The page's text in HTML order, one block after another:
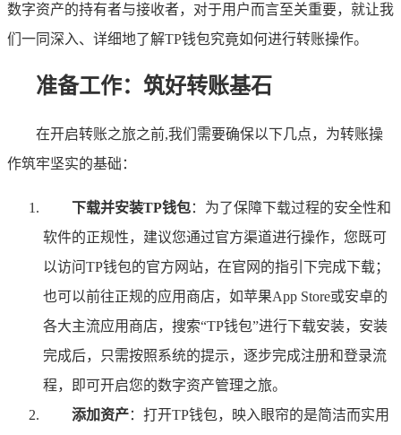
数字资产的持有者与接收者，对于用户而言至关重要，就让我
们一同深入、详细地了解TP钱包究竟如何进行转账操作。
准备工作：筑好转账基石
在开启转账之旅之前,我们需要确保以下几点，为转账操
作筑牢坚实的基础：
下载并安装TP钱包：为了保障下载过程的安全性和
软件的正规性，建议您通过官方渠道进行操作，您既可
以访问TP钱包的官方网站，在官网的指引下完成下载；
也可以前往正规的应用商店，如苹果App Store或安卓的
各大主流应用商店，搜索“TP钱包”进行下载安装，安装
完成后，只需按照系统的提示，逐步完成注册和登录流
程，即可开启您的数字资产管理之旅。
添加资产：打开TP钱包，映入眼帘的是简洁而实用